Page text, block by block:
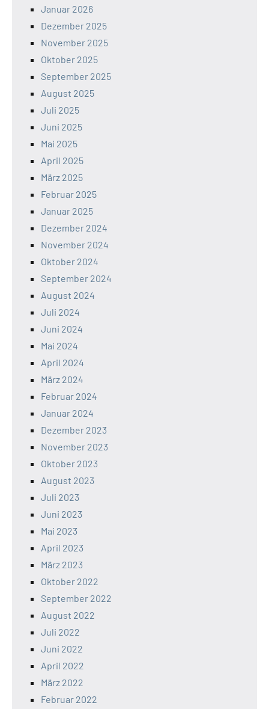
Januar 2026
Dezember 2025
November 2025
Oktober 2025
September 2025
August 2025
Juli 2025
Juni 2025
Mai 2025
April 2025
März 2025
Februar 2025
Januar 2025
Dezember 2024
November 2024
Oktober 2024
September 2024
August 2024
Juli 2024
Juni 2024
Mai 2024
April 2024
März 2024
Februar 2024
Januar 2024
Dezember 2023
November 2023
Oktober 2023
August 2023
Juli 2023
Juni 2023
Mai 2023
April 2023
März 2023
Oktober 2022
September 2022
August 2022
Juli 2022
Juni 2022
April 2022
März 2022
Februar 2022